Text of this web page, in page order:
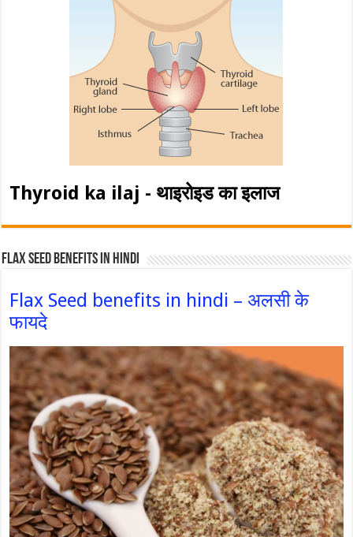
Thyroid ka ilaj - थाइरोइड का इलाज
Flax Seed Benefits in hindi
Flax Seed benefits in hindi – अलसी के
फायदे